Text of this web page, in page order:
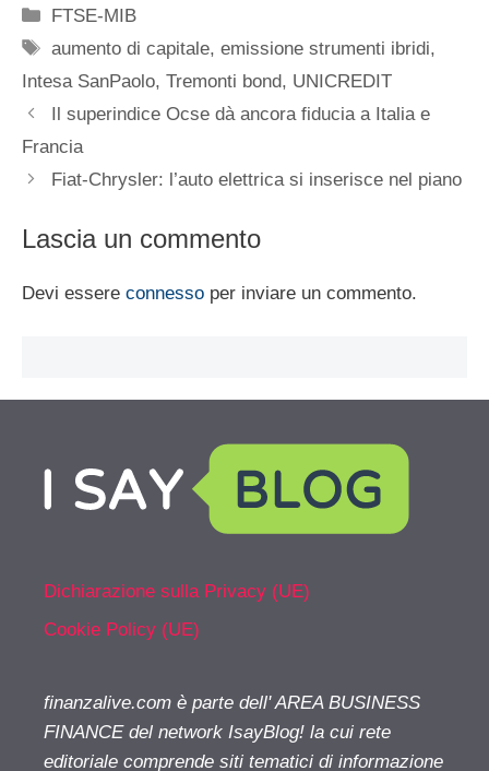
Categorie
FTSE-MIB
Tag
aumento di capitale,emissione strumenti ibridi,
Intesa SanPaolo, Tremonti bond, UNICREDIT
Il superindice Ocse dà ancora fiducia a Italia e
Francia
Fiat-Chrysler: l’auto elettrica si inserisce nel piano
Lascia un commento
Devi essere connesso per inviare un commento.
Dichiarazione sulla Privacy (UE)
Cookie Policy (UE)
finanzalive.com è parte dell' AREA BUSINESS
FINANCE del network IsayBlog! la cui rete
editoriale comprende siti tematici di informazione